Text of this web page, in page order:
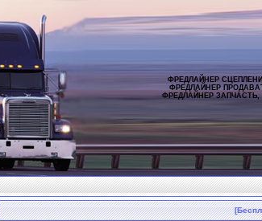
ФРЕДЛАЙНЕР
ФРЕДЛАЙНЕР
ФРЕДЛАЙНЕР ЗАПЧАСТЬ,